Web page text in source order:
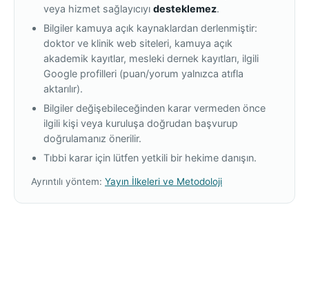
veya hizmet sağlayıcıyı desteklemez.
Bilgiler kamuya açık kaynaklardan derlenmiştir:
doktor ve klinik web siteleri, kamuya açık
akademik kayıtlar, mesleki dernek kayıtları, ilgili
Google profilleri (puan/yorum yalnızca atıfla
aktarılır).
Bilgiler değişebileceğinden karar vermeden önce
ilgili kişi veya kuruluşa doğrudan başvurup
doğrulamanız önerilir.
Tıbbi karar için lütfen yetkili bir hekime danışın.
Ayrıntılı yöntem: Yayın İlkeleri ve Metodoloji